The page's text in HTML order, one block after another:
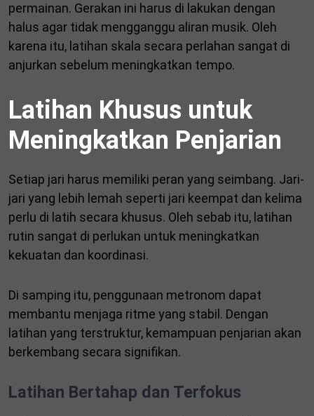
permainan. Gerakan ini harus di lakukan dengan
halus agar tidak mengganggu aliran musik. Oleh
karena itu, latihan skala secara perlahan sangat di
anjurkan sebelum meningkatkan tempo.
Latihan Khusus untuk
Meningkatkan Penjarian
Setiap jari harus memiliki peran yang seimbang. Jari-
jari yang lebih lemah seperti jari keempat dan kelima
perlu di latih secara khusus. Oleh sebab itu, latihan
rutin sangat di perlukan untuk meningkatkan
kekuatan dan koordinasi.
Di samping itu, penggunaan metronom dapat
membantu menjaga ritme yang stabil. Dengan
latihan yang terstruktur, kemampuan penjarian akan
berkembang secara signifikan.
Latihan Bertahap dan Terfokus